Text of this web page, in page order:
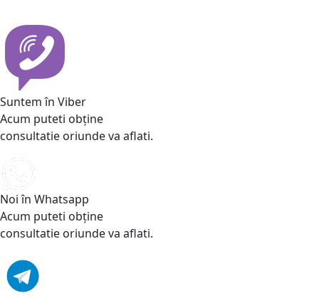
Suntem în Viber
Acum puteti obține
consultatie oriunde va aflati.
Noi în Whatsapp
Acum puteti obține
consultatie oriunde va aflati.